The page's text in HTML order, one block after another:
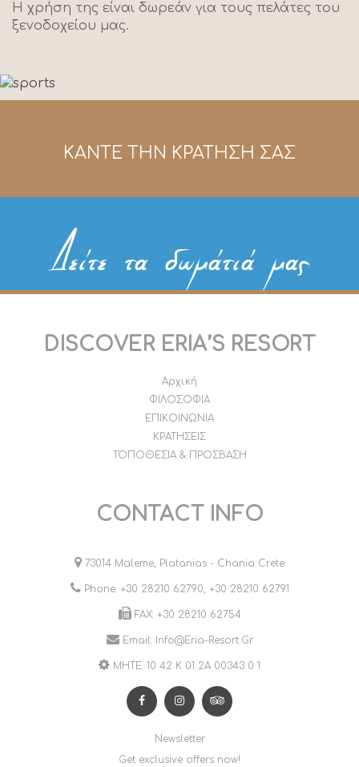
Η χρήση της είναι δωρεάν για τους πελάτες του
ξενοδοχείου μας.
ΚΑΝΤΕ ΤΗΝ ΚΡΑΤΗΣΗ ΣΑΣ
Δείτε τα δωμάτιά μας
DISCOVER ERIA’S RESORT
Αρχική
ΦΙΛΟΣΟΦΙΑ
ΕΠΙΚΟΙΝΩΝΙΑ
ΚΡΑΤΗΣΕΙΣ
ΤΟΠΟΘΕΣΙΑ & ΠΡΟΣΒΑΣΗ
CONTACT INFO
73014 Maleme, Platanias - Chania Crete
Phone: +30 28210 62790, +30 28210 62791
FAX: +30 28210 62754
Email: Info@eria-Resort.gr
MHTE: 10 42 Κ 01 2Α 00343 0 1
Newsletter
Get exclusive offers now!